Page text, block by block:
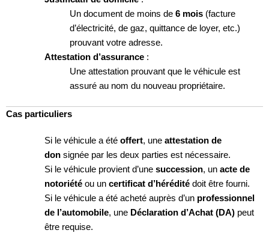
Un document de moins de 6 mois(facture
d’électricité, de gaz, quittance de loyer, etc.)
prouvant votre adresse.
Attestation d’assurance:
Une attestation prouvant que le véhicule est
assuré au nom du nouveau propriétaire.
Cas particuliers
Si le véhicule a été offert, une attestation de
donsignée par les deux parties est nécessaire.
Si le véhicule provient d’une succession, un acte de
notoriétéou un certificat d’héréditédoit être fourni.
Si le véhicule a été acheté auprès d’un professionnel
de l’automobile, une Déclaration d’Achat (DA)peut
être requise.